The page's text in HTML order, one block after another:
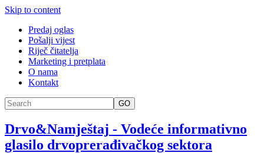
Skip to content
Predaj oglas
Pošalji vijest
Riječ čitatelja
Marketing i pretplata
O nama
Kontakt
GO
Drvo&Namještaj - Vodeće informativno
glasilo drvoprerađivačkog sektora